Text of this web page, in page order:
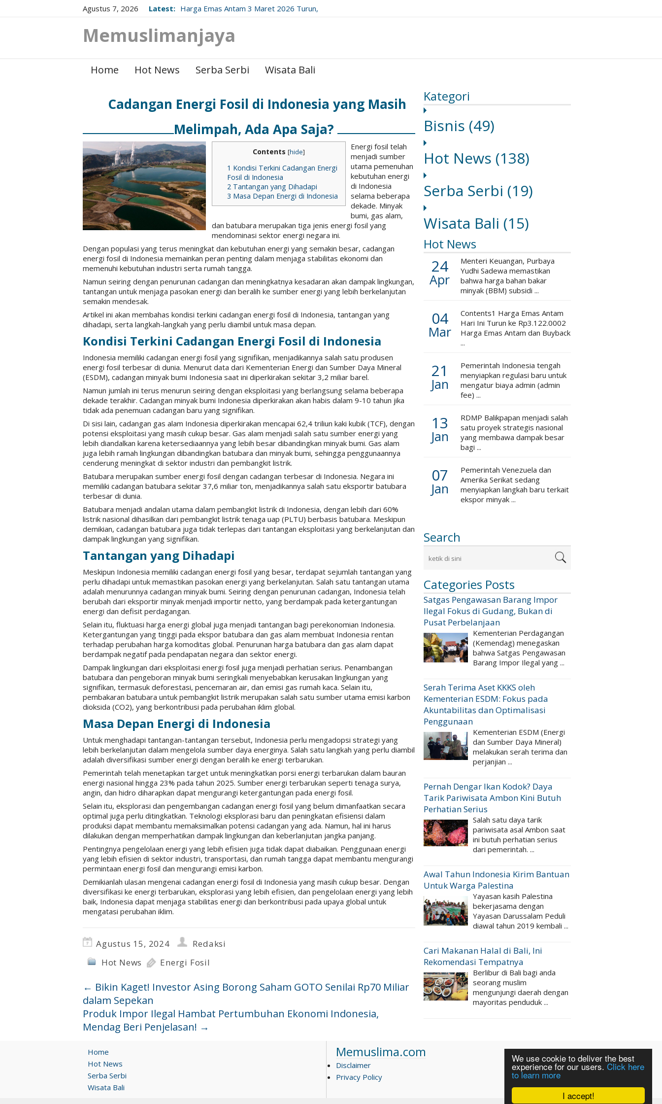
I accept!
We use cookie to deliver the best
experience for our users. Click here
to learn more
Agustus 7, 2026 Latest: Harga Emas Antam 3 Maret 2026 Turun,
Memuslimanjaya
Home Hot News Serba Serbi Wisata Bali
Kategori
Bisnis (49)
Hot News (138)
Serba Serbi (19)
Wisata Bali (15)
Hot News
24
Apr
Menteri Keuangan, Purbaya
Yudhi Sadewa memastikan
bahwa harga bahan bakar
minyak (BBM) subsidi ...
04
Mar
Contents1 Harga Emas Antam
Hari Ini Turun ke Rp3.122.0002
Harga Emas Antam dan Buyback
...
21
Jan
Pemerintah Indonesia tengah
menyiapkan regulasi baru untuk
mengatur biaya admin (admin
fee) ...
13
Jan
RDMP Balikpapan menjadi salah
satu proyek strategis nasional
yang membawa dampak besar
bagi ...
07
Jan
Pemerintah Venezuela dan
Amerika Serikat sedang
menyiapkan langkah baru terkait
ekspor minyak ...
Search
Categories Posts
Satgas Pengawasan Barang Impor
Ilegal Fokus di Gudang, Bukan di
Pusat Perbelanjaan
Kementerian Perdagangan
(Kemendag) menegaskan
bahwa Satgas Pengawasan
Barang Impor Ilegal yang ...
Serah Terima Aset KKKS oleh
Kementerian ESDM: Fokus pada
Akuntabilitas dan Optimalisasi
Penggunaan
Kementerian ESDM (Energi
dan Sumber Daya Mineral)
melakukan serah terima dan
perjanjian ...
Pernah Dengar Ikan Kodok? Daya
Tarik Pariwisata Ambon Kini Butuh
Perhatian Serius
Salah satu daya tarik
pariwisata asal Ambon saat
ini butuh perhatian serius
dari pemerintah. ...
Awal Tahun Indonesia Kirim Bantuan
Untuk Warga Palestina
Yayasan kasih Palestina
bekerjasama dengan
Yayasan Darussalam Peduli
diawal tahun 2019 kembali ...
Cari Makanan Halal di Bali, Ini
Rekomendasi Tempatnya
Berlibur di Bali bagi anda
seorang muslim
mengunjungi daerah dengan
mayoritas penduduk ...
Cadangan Energi Fosil di Indonesia yang Masih
Melimpah, Ada Apa Saja?
Contents [hide]
1 Kondisi Terkini Cadangan Energi
Fosil di Indonesia
2 Tantangan yang Dihadapi
3 Masa Depan Energi di Indonesia
Energi fosil telah
menjadi sumber
utama pemenuhan
kebutuhan energi
di Indonesia
selama beberapa
dekade. Minyak
bumi, gas alam,
dan batubara merupakan tiga jenis energi fosil yang
mendominasi sektor energi negara ini.
Dengan populasi yang terus meningkat dan kebutuhan energi yang semakin besar, cadangan
energi fosil di Indonesia memainkan peran penting dalam menjaga stabilitas ekonomi dan
memenuhi kebutuhan industri serta rumah tangga.
Namun seiring dengan penurunan cadangan dan meningkatnya kesadaran akan dampak lingkungan,
tantangan untuk menjaga pasokan energi dan beralih ke sumber energi yang lebih berkelanjutan
semakin mendesak.
Artikel ini akan membahas kondisi terkini cadangan energi fosil di Indonesia, tantangan yang
dihadapi, serta langkah-langkah yang perlu diambil untuk masa depan.
Kondisi Terkini Cadangan Energi Fosil di Indonesia
Indonesia memiliki cadangan energi fosil yang signifikan, menjadikannya salah satu produsen
energi fosil terbesar di dunia. Menurut data dari Kementerian Energi dan Sumber Daya Mineral
(ESDM), cadangan minyak bumi Indonesia saat ini diperkirakan sekitar 3,2 miliar barel.
Namun jumlah ini terus menurun seiring dengan eksploitasi yang berlangsung selama beberapa
dekade terakhir. Cadangan minyak bumi Indonesia diperkirakan akan habis dalam 9-10 tahun jika
tidak ada penemuan cadangan baru yang signifikan.
Di sisi lain, cadangan gas alam Indonesia diperkirakan mencapai 62,4 triliun kaki kubik (TCF), dengan
potensi eksploitasi yang masih cukup besar. Gas alam menjadi salah satu sumber energi yang
lebih diandalkan karena ketersediaannya yang lebih besar dibandingkan minyak bumi. Gas alam
juga lebih ramah lingkungan dibandingkan batubara dan minyak bumi, sehingga penggunaannya
cenderung meningkat di sektor industri dan pembangkit listrik.
Batubara merupakan sumber energi fosil dengan cadangan terbesar di Indonesia. Negara ini
memiliki cadangan batubara sekitar 37,6 miliar ton, menjadikannya salah satu eksportir batubara
terbesar di dunia.
Batubara menjadi andalan utama dalam pembangkit listrik di Indonesia, dengan lebih dari 60%
listrik nasional dihasilkan dari pembangkit listrik tenaga uap (PLTU) berbasis batubara. Meskipun
demikian, cadangan batubara juga tidak terlepas dari tantangan eksploitasi yang berkelanjutan dan
dampak lingkungan yang signifikan.
Tantangan yang Dihadapi
Meskipun Indonesia memiliki cadangan energi fosil yang besar, terdapat sejumlah tantangan yang
perlu dihadapi untuk memastikan pasokan energi yang berkelanjutan. Salah satu tantangan utama
adalah menurunnya cadangan minyak bumi. Seiring dengan penurunan cadangan, Indonesia telah
berubah dari eksportir minyak menjadi importir netto, yang berdampak pada ketergantungan
energi dan defisit perdagangan.
Selain itu, fluktuasi harga energi global juga menjadi tantangan bagi perekonomian Indonesia.
Ketergantungan yang tinggi pada ekspor batubara dan gas alam membuat Indonesia rentan
terhadap perubahan harga komoditas global. Penurunan harga batubara dan gas alam dapat
berdampak negatif pada pendapatan negara dan sektor energi.
Dampak lingkungan dari eksploitasi energi fosil juga menjadi perhatian serius. Penambangan
batubara dan pengeboran minyak bumi seringkali menyebabkan kerusakan lingkungan yang
signifikan, termasuk deforestasi, pencemaran air, dan emisi gas rumah kaca. Selain itu,
pembakaran batubara untuk pembangkit listrik merupakan salah satu sumber utama emisi karbon
dioksida (CO2), yang berkontribusi pada perubahan iklim global.
Masa Depan Energi di Indonesia
Untuk menghadapi tantangan-tantangan tersebut, Indonesia perlu mengadopsi strategi yang
lebih berkelanjutan dalam mengelola sumber daya energinya. Salah satu langkah yang perlu diambil
adalah diversifikasi sumber energi dengan beralih ke energi terbarukan.
Pemerintah telah menetapkan target untuk meningkatkan porsi energi terbarukan dalam bauran
energi nasional hingga 23% pada tahun 2025. Sumber energi terbarukan seperti tenaga surya,
angin, dan hidro diharapkan dapat mengurangi ketergantungan pada energi fosil.
Selain itu, eksplorasi dan pengembangan cadangan energi fosil yang belum dimanfaatkan secara
optimal juga perlu ditingkatkan. Teknologi eksplorasi baru dan peningkatan efisiensi dalam
produksi dapat membantu memaksimalkan potensi cadangan yang ada. Namun, hal ini harus
dilakukan dengan memperhatikan dampak lingkungan dan keberlanjutan jangka panjang.
Pentingnya pengelolaan energi yang lebih efisien juga tidak dapat diabaikan. Penggunaan energi
yang lebih efisien di sektor industri, transportasi, dan rumah tangga dapat membantu mengurangi
permintaan energi fosil dan mengurangi emisi karbon.
Demikianlah ulasan mengenai cadangan energi fosil di Indonesia yang masih cukup besar. Dengan
diversifikasi ke energi terbarukan, eksplorasi yang lebih efisien, dan pengelolaan energi yang lebih
baik, Indonesia dapat menjaga stabilitas energi dan berkontribusi pada upaya global untuk
mengatasi perubahan iklim.
Agustus 15, 2024
Redaksi
Hot News
Energi Fosil
← Bikin Kaget! Investor Asing Borong Saham GOTO Senilai Rp70 Miliar
dalam Sepekan
Produk Impor Ilegal Hambat Pertumbuhan Ekonomi Indonesia,
Mendag Beri Penjelasan! →
Home
Hot News
Serba Serbi
Wisata Bali
Memuslima.com
Disclaimer
Privacy Policy